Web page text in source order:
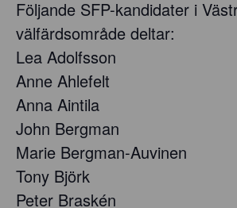
Följande SFP-kandidater i
välfärdsområde deltar:
Lea Adolfsson
Anne Ahlefelt
Anna Aintila
John Bergman
Marie Bergman-Auvinen
Tony Björk
Peter Braskén